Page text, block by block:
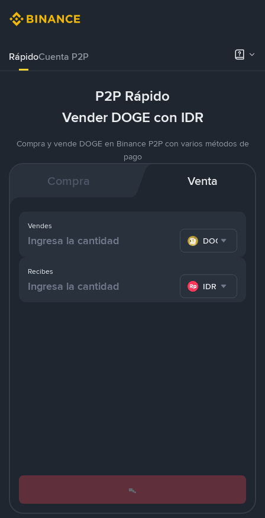
RápidoCuenta P2P
P2P Rápido
Vender DOGE con IDR
Compra y vende DOGE en Binance P2P con varios métodos de
pago
Compra Venta
Recibes
IDR
Vendes
DOGE